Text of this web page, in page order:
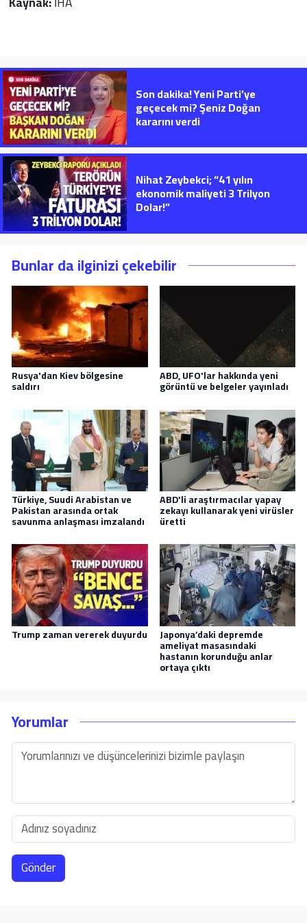
Son dakika! Yeni Parti’ye
geçecek mi? Şeniz Doğan
kararını verdi
Nihat Zeybekci; “41 yılın
ekonomik maliyeti 3 Trilyon
Dolar!”
Bunlar da ilginizi çekebilir
Rusya'dan Kiev bölgesine
saldırı
ABD, UFO'lar hakkında yeni
görüntü ve belgeler yayınladı
Türkiye, Suudi Arabistan ve
Pakistan arasında ortak
savunma anlaşması imzalandı
ABD'li araştırmacılar yapay
zekayı kullanarak yeni virüsler
üretti
Trump zaman vererek duyurdu Japonya’daki depremde
ameliyat masasındaki
hastanın korunduğu anlar
ortaya çıktı
Yorumlar
Gönder